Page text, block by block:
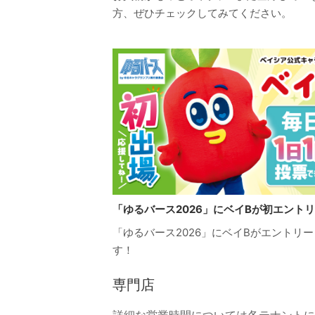
方、ぜひチェックしてみてください。
「ゆるバース2026」にベイBが初エント
「ゆるバース2026」にベイBがエントリ
す！
専門店